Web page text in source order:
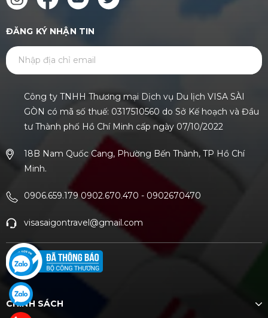
ĐĂNG KÝ NHẬN TIN
Công ty TNHH Thương mại Dịch vụ Du lịch VISA SÀI
GÒN có mã số thuế: 0317510560 do Sở Kế hoạch và Đầu
tư Thành phố Hồ Chí Minh cấp ngày 07/10/2022
18B Nam Quốc Cang, Phường Bến Thành, TP Hồ Chí
Minh.
0906.659.179 0902.670.470 - 0902670470
visasaigontravel@gmail.com
CHÍNH SÁCH